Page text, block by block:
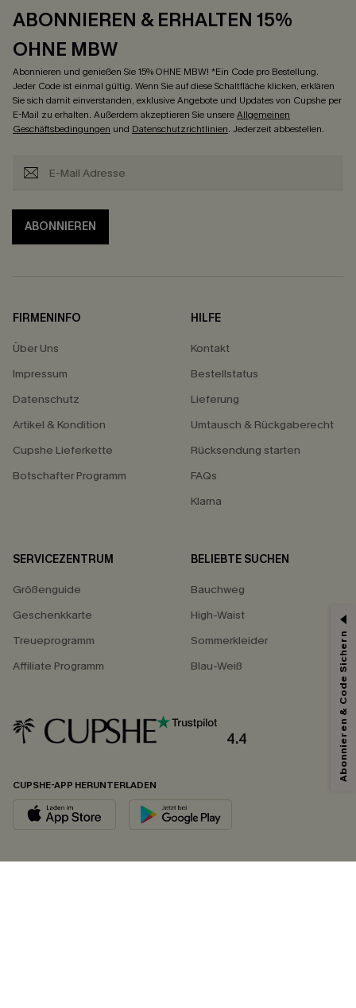
ABONNIEREN & ERHALTEN 15%
OHNE MBW
Abonnieren und genießen Sie 15% OHNE MBW! *Ein Code pro Bestellung.
Jeder Code ist einmal gültig. Wenn Sie auf diese Schaltfläche klicken, erklären
Sie sich damit einverstanden, exklusive Angebote und Updates von Cupshe per
E-Mail zu erhalten. Außerdem akzeptieren Sie unsereAllgemeinen
Geschäftsbedingungen und Datenschutzrichtlinien. Jederzeit abbestellen.
ABONNIEREN
FIRMENINFO
Über Uns
Impressum
Datenschutz
Artikel & Kondition
Cupshe Lieferkette
Botschafter Programm
HILFE
Kontakt
Bestellstatus
Lieferung
Umtausch & Rückgaberecht
Rücksendung starten
FAQs
Klarna
SERVICEZENTRUM
Größenguide
Geschenkkarte
Treueprogramm
Affiliate Programm
BELIEBTE SUCHEN
Bauchweg
High-Waist
Sommerkleider
Blau-Weiß
4.4
CUPSHE-APP HERUNTERLADEN
Abonnieren & Code Sichern